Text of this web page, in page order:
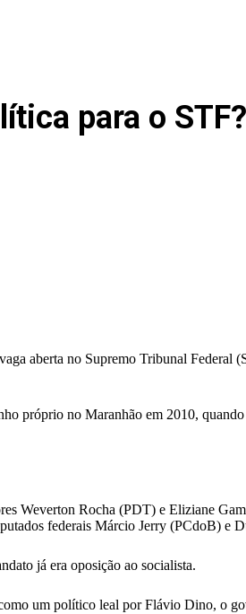
para o STF?
aberta no Supremo Tribunal Federal
próprio no Maranhão em 2010,
Weverton Rocha (PDT) e Eliziane
federais Márcio Jerry (PCdoB) e
já era oposição ao socialista.
um político leal por Flávio Dino, o